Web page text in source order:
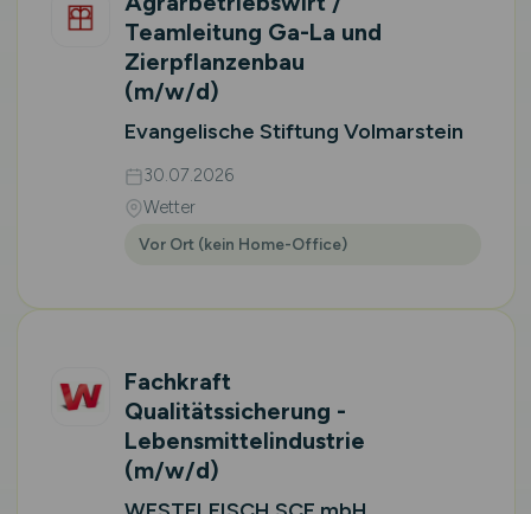
Teamleitung Ga-La und
Zierpflanzenbau
(m/w/d)
Evangelische Stiftung Volmarstein
30.07.2026
Wetter
Vor Ort (kein Home-Office)
Fachkraft
Qualitätssicherung -
Lebensmittelindustrie
(m/w/d)